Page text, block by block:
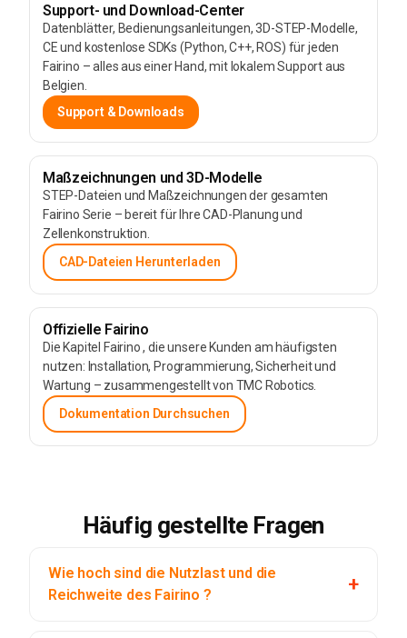
Support- und Download-Center
Datenblätter, Bedienungsanleitungen, 3D-STEP-Modelle,
CE und kostenlose SDKs (Python, C++, ROS) für jeden
Fairino – alles aus einer Hand, mit lokalem Support aus
Belgien.
Support & Downloads
Maßzeichnungen und 3D-Modelle
STEP-Dateien und Maßzeichnungen der gesamten
Fairino Serie – bereit für Ihre CAD-Planung und
Zellenkonstruktion.
CAD-Dateien Herunterladen
Offizielle Fairino
Die Kapitel Fairino , die unsere Kunden am häufigsten
nutzen: Installation, Programmierung, Sicherheit und
Wartung – zusammengestellt von TMC Robotics.
Dokumentation Durchsuchen
Häufig gestellte Fragen
Wie hoch sind die Nutzlast und die
Reichweite des Fairino ?